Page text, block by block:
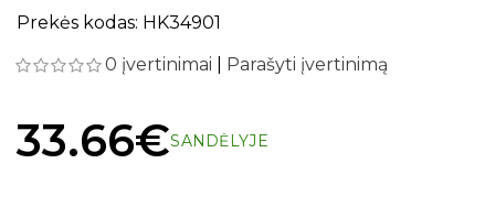
Prekės kodas: HK34901
0 įvertinimai
Parašyti įvertinimą
33.66€SANDĖLYJE